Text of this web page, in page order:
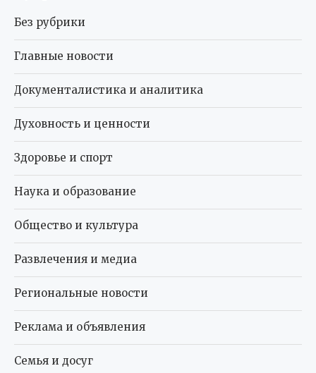
Без рубрики
Главные новости
Документалистика и аналитика
Духовность и ценности
Здоровье и спорт
Наука и образование
Общество и культура
Развлечения и медиа
Региональные новости
Реклама и объявления
Семья и досуг